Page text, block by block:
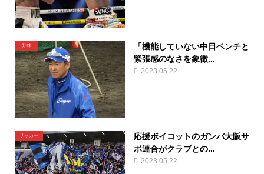
野球
「機能していない中日ベンチと
緊張感のなさを象徴...
2023.05.22
サッカー
応援ボイコットのガンバ大阪サ
ポ連合がクラブとの...
2023.05.22